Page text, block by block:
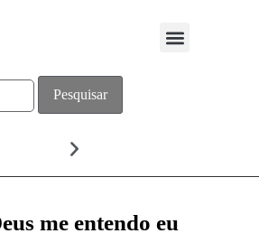
me entendo eu